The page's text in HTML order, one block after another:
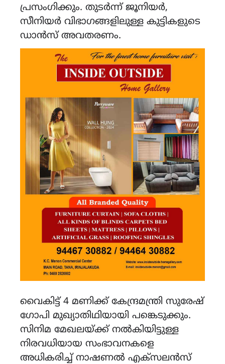
പ്രസംഗിക്കും. തുടർന്ന് ജൂനിയർ,
സീനിയർ വിഭാഗങ്ങളിലുള്ള കുട്ടികളുടെ
ഡാൻസ് അവതരണം.
വൈകിട്ട് 4 മണിക്ക് കേന്ദ്രമന്ത്രി സുരേഷ്
ഗോപി മുഖ്യാതിഥിയായി പങ്കെടുക്കും.
സിനിമ മേഖലയ്ക്ക് നൽകിയിട്ടുള്ള
നിരവധിയായ സംഭാവനകളെ
അധികരിച്ച് നാഷണൽ എക്സലൻസ്